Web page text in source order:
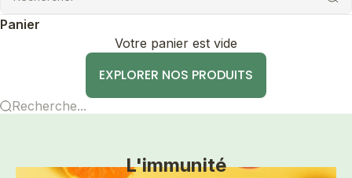
Rechercher
Panier
Votre panier est vide
EXPLORER NOS PRODUITS
Recherche...
L'immunité